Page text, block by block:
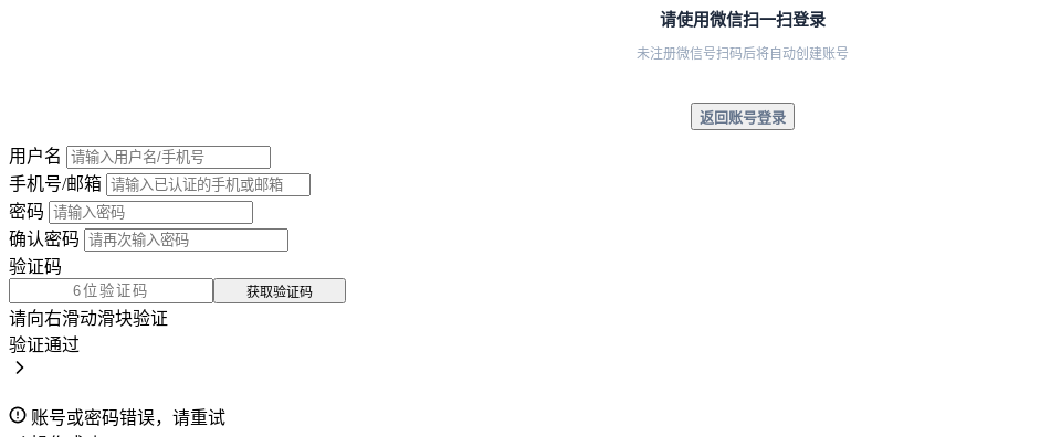
请使用微信扫一扫登录
未注册微信号扫码后将自动创建账号
返回账号登录
用户名
手机号/邮箱
密码
确认密码
验证码
获取验证码
请向右滑动滑块验证
验证通过
账号或密码错误，请重试